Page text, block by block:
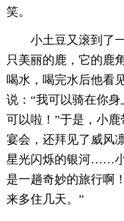
笑。
小土豆又滚到了
只美丽的鹿，它的鹿
喝水，喝完水后他看
说：“我可以骑在你
可以啦！”于是，小
宴会，还拜见了威风
星光闪烁的银河……
是一趟奇妙的旅行啊
来多住几天。”